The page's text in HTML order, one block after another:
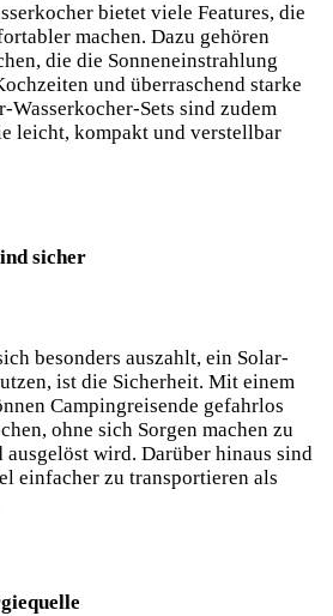
bietet viele Features, die
machen. Dazu gehören
die die Sonneneinstrahlung⁣
und ‌überraschend⁢ starke
Wasserkocher-Sets sind zudem
leicht, kompakt‍ und verstellbar⁣
sicher
besonders auszahlt, ein Solar-
ist die Sicherheit. Mit einem
Campingreisende gefahrlos
ohne sich Sorgen ‍machen zu
ausgelöst wird. Darüber hinaus sind
einfacher zu transportieren⁤ als